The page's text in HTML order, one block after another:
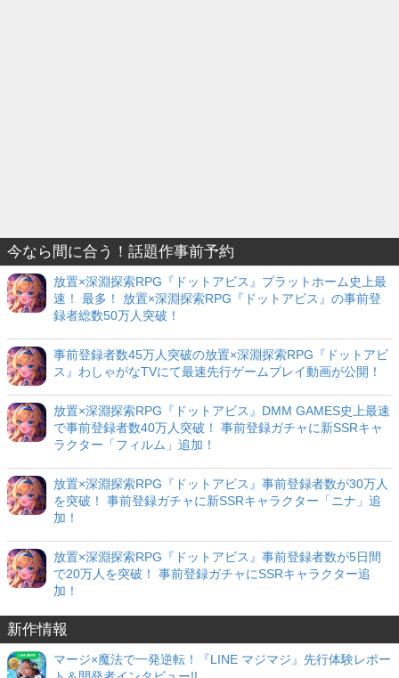
今なら間に合う！話題作事前予約
放置×深淵探索RPG『ドットアビス』プラットホーム史上最
速！ 最多！ 放置×深淵探索RPG『ドットアビス』の事前登
録者総数50万人突破！
事前登録者数45万人突破の放置×深淵探索RPG『ドットアビ
ス』わしゃがなTVにて最速先行ゲームプレイ動画が公開！
放置×深淵探索RPG『ドットアビス』DMM GAMES史上最速
で事前登録者数40万人突破！ 事前登録ガチャに新SSRキャ
ラクター「フィルム」追加！
放置×深淵探索RPG『ドットアビス』事前登録者数が30万人
を突破！ 事前登録ガチャに新SSRキャラクター「ニナ」追
加！
放置×深淵探索RPG『ドットアビス』事前登録者数が5日間
で20万人を突破！ 事前登録ガチャにSSRキャラクター追
加！
新作情報
マージ×魔法で一発逆転！『LINE マジマジ』先行体験レポー